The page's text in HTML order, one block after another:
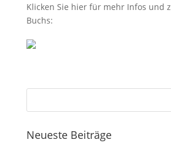
Klicken Sie hier für mehr Infos und
Buchs:
Neueste Beiträge